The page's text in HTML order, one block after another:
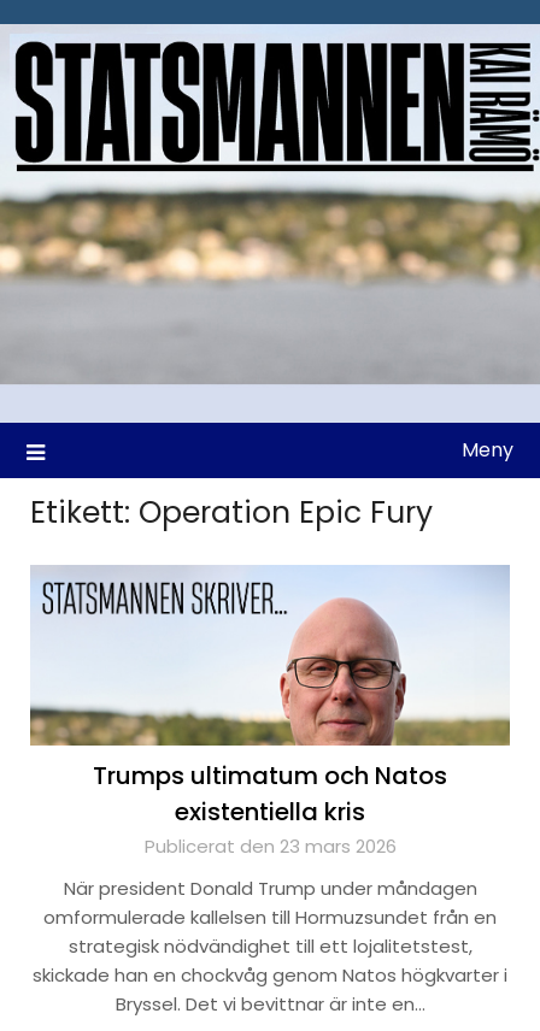
till
Meny
Etikett: Operation Epic Fury
Trumps ultimatum och Natos
existentiella kris
Publicerat den 23 mars 2026
När president Donald Trump under måndagen
omformulerade kallelsen till Hormuzsundet från en
strategisk nödvändighet till ett lojalitetstest,
skickade han en chockvåg genom Natos högkvarter i
Bryssel. Det vi bevittnar är inte en…